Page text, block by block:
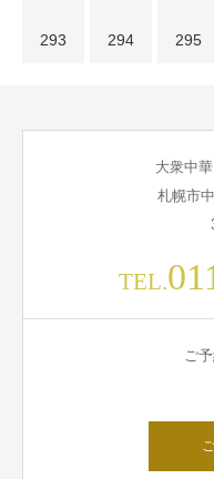
293 294 295
大衆中
札幌市
TEL.
ご